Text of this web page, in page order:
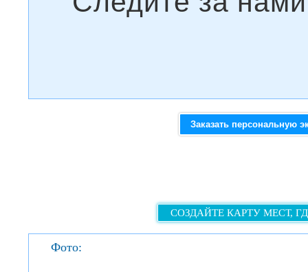
Заказать персональную
СОЗДАЙТЕ КАРТУ МЕСТ,
Фото: